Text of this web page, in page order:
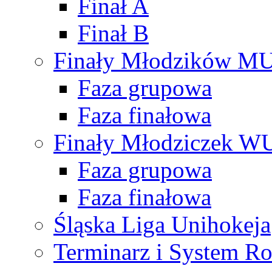
Finał A
Finał B
Finały Młodzików
Faza grupowa
Faza finałowa
Finały Młodziczek
Faza grupowa
Faza finałowa
Śląska Liga Unihokeja
Terminarz i System